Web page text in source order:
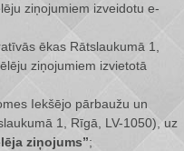
ziņojumiem izveidotu e-
ēkas Rātslaukumā 1,
ziņojumiem izvietotā
Iekšējo pārbaužu un
1, Rīgā, LV-1050), uz
ziņojums”;